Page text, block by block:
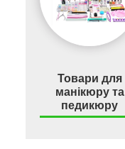
Товари для
манікюру та
педикюру